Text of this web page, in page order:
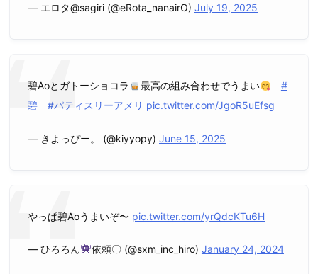
— エロタ@sagiri (@eRota_nanairO) July 19, 2025
碧Aoとガトーショコラ 最高の組み合わせでうまい
#
碧
#パティスリーアメリ pic.twitter.com/JgoR5uEfsg
— きよっぴー。 (@kiyyopy) June 15, 2025
やっぱ碧Aoうまいぞ〜 pic.twitter.com/yrQdcKTu6H
— ひろろん 依頼〇 (@sxm_inc_hiro) January 24, 2024